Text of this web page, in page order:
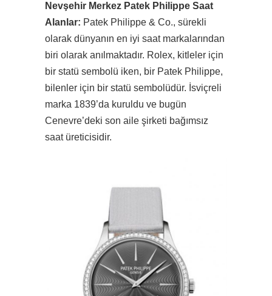
Nevşehir Merkez Patek Philippe Saat
Alanlar: Patek Philippe & Co., sürekli
olarak dünyanın en iyi saat markalarından
biri olarak anılmaktadır. Rolex, kitleler için
bir statü sembolü iken, bir Patek Philippe,
bilenler için bir statü sembolüdür. İsviçreli
marka 1839’da kuruldu ve bugün
Cenevre’deki son aile şirketi bağımsız
saat üreticisidir.